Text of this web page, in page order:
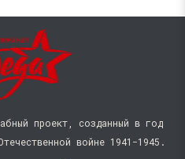
проект, созданный в год
войне 1941−1945.